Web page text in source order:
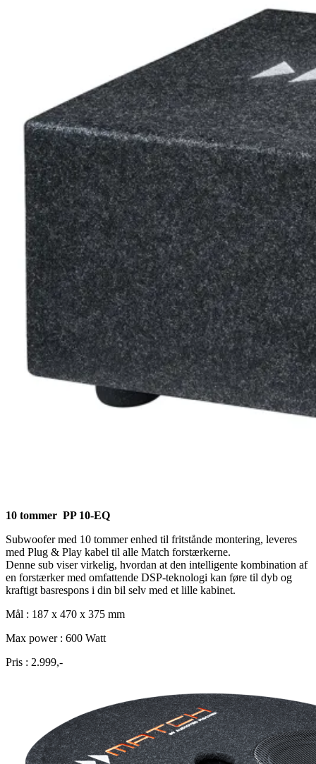
10 tommer PP 10-EQ
Subwoofer med 10 tommer enhed til fritstånde montering, leveres
med Plug & Play kabel til alle Match forstærkerne.
Denne sub viser virkelig, hvordan at den intelligente kombination af
en forstærker med omfattende DSP-teknologi kan føre til dyb og
kraftigt basrespons i din bil selv med et lille kabinet.
Mål : 187 x 470 x 375 mm
Max power : 600 Watt
Pris : 2.999,-